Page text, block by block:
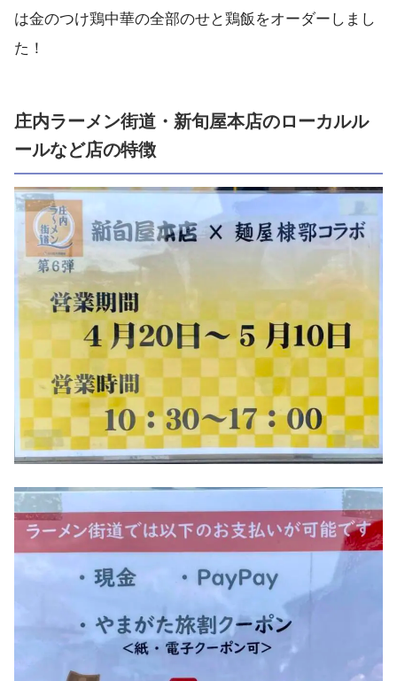
は金のつけ鶏中華の全部のせと鶏飯をオーダーしまし
た！
庄内ラーメン街道・新旬屋本店のローカルル
ールなど店の特徴